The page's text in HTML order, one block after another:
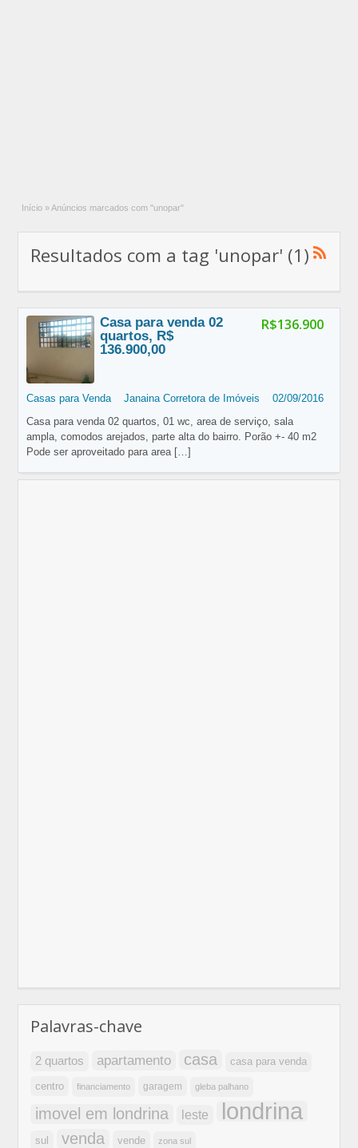
Início » Anúncios marcados com "unopar"
Resultados com a tag 'unopar' (1)
R$136.900
Casa para venda 02
quartos, R$
136.900,00
Casas para Venda Janaina Corretora de Imóveis
02/09/2016
Casa para venda 02 quartos, 01 wc, area de serviço, sala
ampla, comodos arejados, parte alta do bairro. Porão +- 40 m2
Pode ser aproveitado para area […]
Palavras-chave
2 quartos apartamento casa casa para venda
centro financiamento garagem gleba palhano
imovel em londrina leste londrina
sul venda vende zona sul